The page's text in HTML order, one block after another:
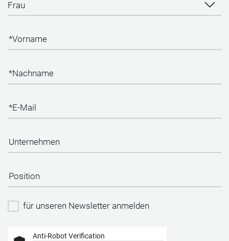
für unseren Newsletter anmelden
Anti-Robot Verification